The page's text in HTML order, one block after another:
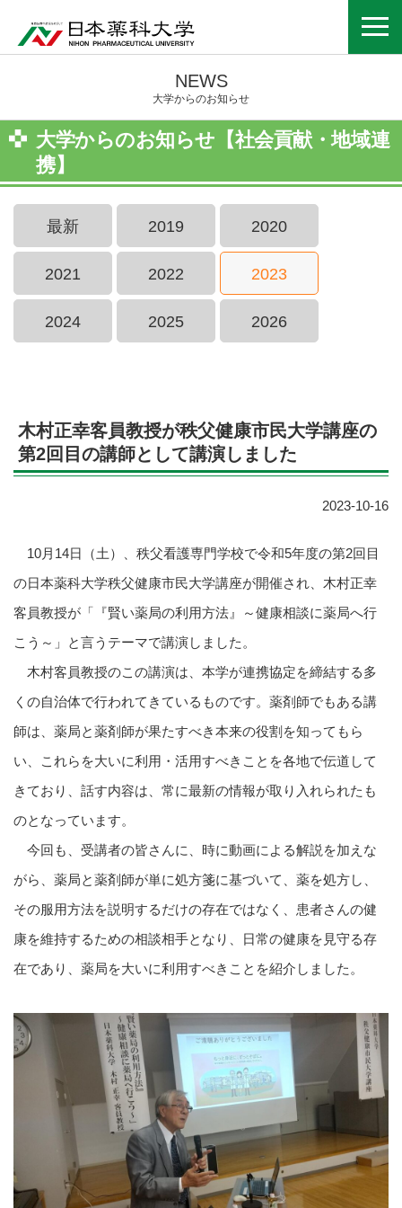
NEWS
大学からのお知らせ
大学からのお知らせ【社会貢献・地域連
携】
最新 2019 2020
2021 2022 2023
2024 2025 2026
木村正幸客員教授が秩父健康市民大学講座の
第2回目の講師として講演しました
2023-10-16
10月14日（土）、秩父看護専門学校で令和5年度の第2回目
の日本薬科大学秩父健康市民大学講座が開催され、木村正幸
客員教授が「『賢い薬局の利用方法』～健康相談に薬局へ行
こう～」と言うテーマで講演しました。
木村客員教授のこの講演は、本学が連携協定を締結する多
くの自治体で行われてきているものです。薬剤師でもある講
師は、薬局と薬剤師が果たすべき本来の役割を知ってもら
い、これらを大いに利用・活用すべきことを各地で伝道して
きており、話す内容は、常に最新の情報が取り入れられたも
のとなっています。
今回も、受講者の皆さんに、時に動画による解説を加えな
がら、薬局と薬剤師が単に処方箋に基づいて、薬を処方し、
その服用方法を説明するだけの存在ではなく、患者さんの健
康を維持するための相談相手となり、日常の健康を見守る存
在であり、薬局を大いに利用すべきことを紹介しました。